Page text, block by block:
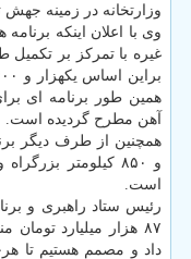
وزارتخانه در زمینه جهش
وی با اعلان اینكه
غیره با تمركز بر تكمیل
همین طور برنامه ای
آهن مطرح گردیده است.
است.
رئیس ستاد راهبری و
۸۷ هزار میلیارد
داد و مصمم هستیم تا